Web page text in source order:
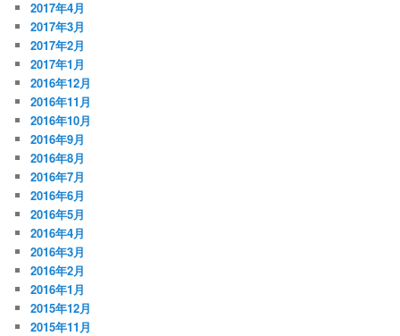
2017年4月
2017年3月
2017年2月
2017年1月
2016年12月
2016年11月
2016年10月
2016年9月
2016年8月
2016年7月
2016年6月
2016年5月
2016年4月
2016年3月
2016年2月
2016年1月
2015年12月
2015年11月